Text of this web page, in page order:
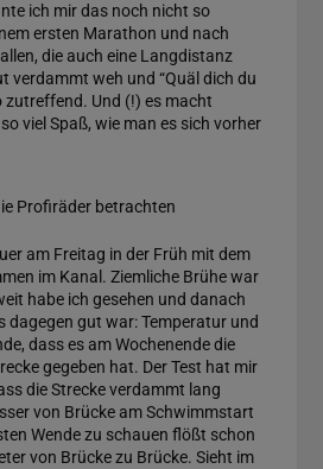
ich mir das noch nicht so
ersten Marathon und nach
die auch eine Langdistanz
verdammt weh und “Quäl dich du
zutreffend. Und (!) es macht
viel Spaß, wie man es sich vorher
Profiräder betrachten
am Freitag in der Früh mit dem
im Kanal. Ziemliche Brühe war
habe ich gesehen und danach
dagegen gut war: Temperatur und
dass es am Wochenende die
gegeben hat. Der Test hat mir
die Strecke verdammt lang
von Brücke am Schwimmstart
Wende zu schauen flößt schon
von Brücke zu Brücke. Sieht im